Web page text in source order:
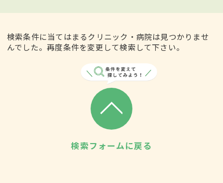
検索条件に当てはまるクリニック・病院は見つかりませ
んでした。再度条件を変更して検索して下さい。
検索フォームに戻る